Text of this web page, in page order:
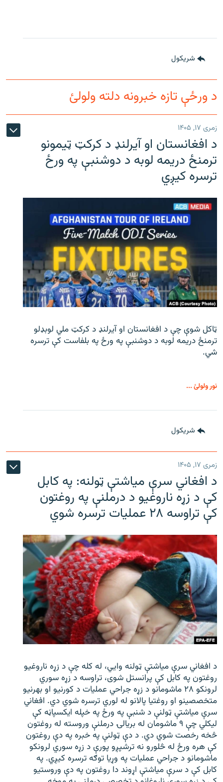
شريکول
د ورځې تازه خبرونه دلته ولولئ
زمری ۱۷, ۱۴۰۵
د افغانستان او آیرلنډ د کرکټ ټیمونو
ترمنځ دریمه لوبه د دوشنبې په ورځ
ترسره کیږي
ټاکل شوې چې د افغانستان او آیرلنډ د کرکټ ملي لوبډلو
ترمنځ دریمه لوبه د دوشنبې په ورځ په بلفاست کې ترسره
شي.
نور ولولئ ...
شريکول
زمری ۱۷, ۱۴۰۵
د افغاني سرې میاشتې ټولنه: په کابل
کې د زړه ناروغیو د درملنې په روغتون
کې تراوسه ۲۸ عملیات ترسره شوي
د افغاني سرې میاشتې ټولنه وایي، له کله چې د زړه ناروغیو
روغتون په کابل کې پرانستل شوی، تراوسه د زړه سوري
لرونکو ۲۸ ماشومانو د زړه جراحي عملیات د کورنیو او بهرنیو
متخصصینو او روغتیا پالانو له لوري ترسره شوي دي. افغاني
سرې میاشتې ټولنې د شنبې په ورځ په خپله ایکسپاڼه کې
لیکلي چې ۹ ماشومان له بریالۍ درملنې وروسته له روغتون
څخه رخصت شوي دي. د دې ټولنې په خبره په دې روغتون
کې هره ورځ له څلورو نه ترشپږو پورې د زړه سوري لرونکو
ماشومانو د جراحي عملیات په وړیا توګه ترسره کیږي. په
کابل کې د سرې میاشتې اړوند دا روغتون په دې وروستیو